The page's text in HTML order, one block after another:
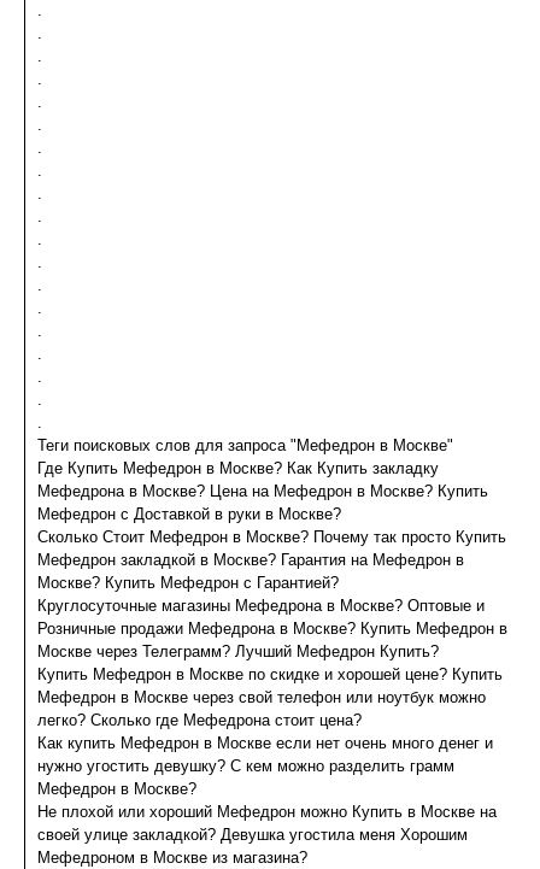
.
.
.
.
.
.
.
.
.
.
.
.
.
.
.
.
.
.
.
Теги поисковых слов для запроса "Мефедрон в Москве"
Где Купить Мефедрон в Москве? Как Купить закладку
Мефедрона в Москве? Цена на Мефедрон в Москве? Купить
Мефедрон с Доставкой в руки в Москве?
Сколько Стоит Мефедрон в Москве? Почему так просто Купить
Мефедрон закладкой в Москве? Гарантия на Мефедрон в
Москве? Купить Мефедрон с Гарантией?
Круглосуточные магазины Мефедрона в Москве? Оптовые и
Розничные продажи Мефедрона в Москве? Купить Мефедрон в
Москве через Телеграмм? Лучший Мефедрон Купить?
Купить Мефедрон в Москве по скидке и хорошей цене? Купить
Мефедрон в Москве через свой телефон или ноутбук можно
легко? Сколько где Мефедрона стоит цена?
Как купить Мефедрон в Москве если нет очень много денег и
нужно угостить девушку? С кем можно разделить грамм
Мефедрон в Москве?
Не плохой или хороший Мефедрон можно Купить в Москве на
своей улице закладкой? Девушка угостила меня Хорошим
Мефедроном в Москве из магазина?